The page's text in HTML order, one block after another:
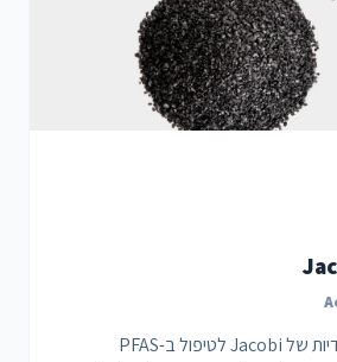
סדרות הפחם הייעודיות של Jacobi לטיפול ב-PFAS